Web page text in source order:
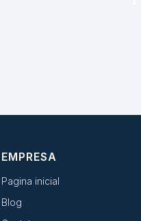
EMPRESA
Pagina inicial
Blog